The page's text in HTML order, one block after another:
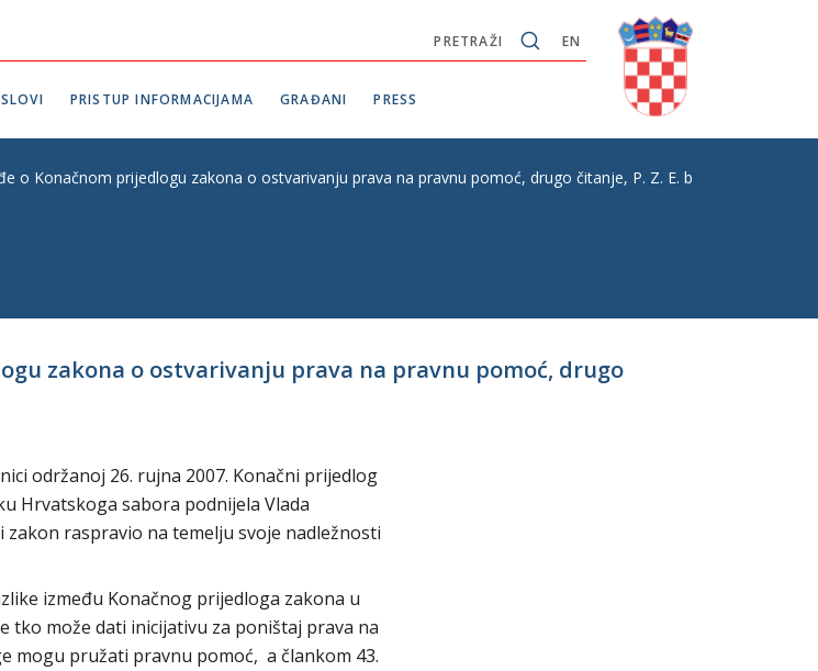
EN
PRETRAŽI
PRISTUP INFORMACIJAMA GRAĐANI PRESS
o Konačnom prijedlogu zakona o ostvarivanju prava na pravnu pomoć, drugo čitanje, P. Z. E. br. 738
zakona o ostvarivanju prava na pravnu pomoć, drugo
održanoj 26. rujna 2007. Konačni prijedlog
Hrvatskoga sabora podnijela Vlada
raspravio na temelju svoje nadležnosti
između Konačnog prijedloga zakona u
tko može dati inicijativu za poništaj prava na
mogu pružati pravnu pomoć, a člankom 43.